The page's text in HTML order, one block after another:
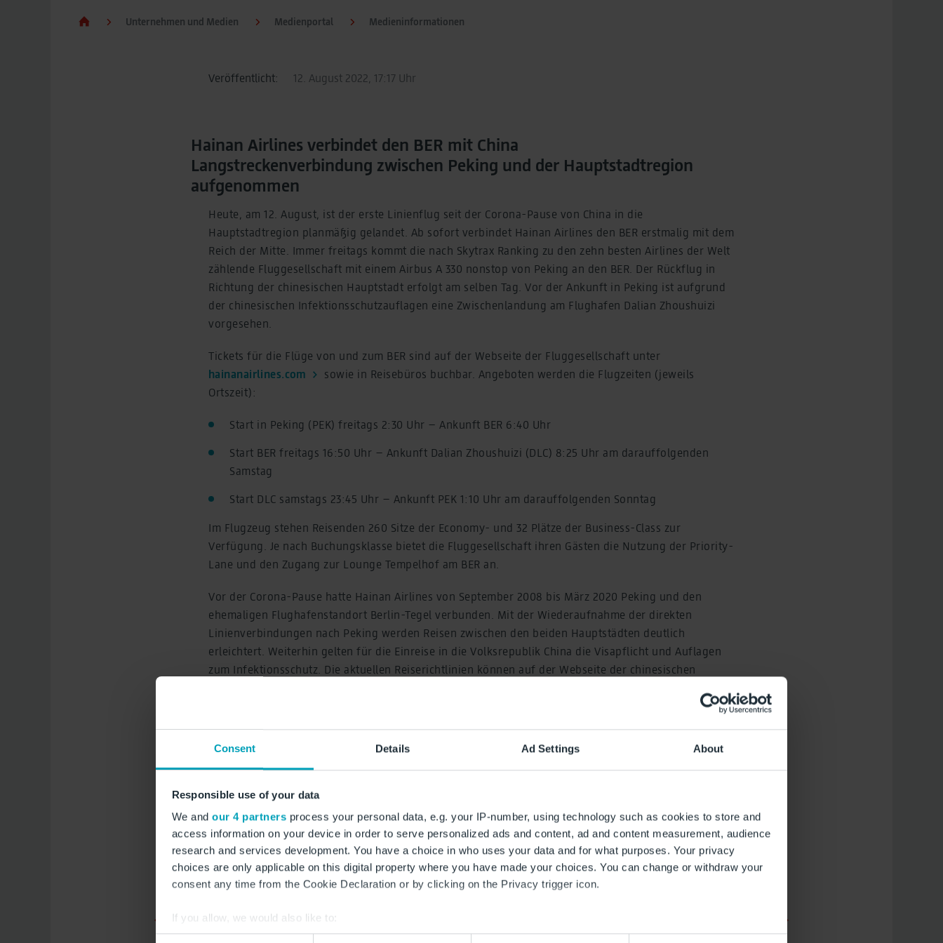
Consent Details Ad Settings About
Responsible use of your data
We and our 4 partners process your personal data, e.g. your IP-number, using technology such as cookies to store and
access information on your device in order to serve personalized ads and content, ad and content measurement, audience
research and services development. You have a choice in who uses your data and for what purposes. Your privacy
choices are only applicable on this digital property where you have made your choices. You can change or withdraw your
consent any time from the Cookie Declaration or by clicking on the Privacy trigger icon.
If you allow, we would also like to:
Collect information about your geographical location which can be accurate to within several meters
Unternehmen und Medien Medienportal Medieninformationen
Veröffentlicht: 12. August 2022, 17:17 Uhr
Hainan Airlines verbindet den BER mit China
Langstreckenverbindung zwischen Peking und der Hauptstadtregion
aufgenommen
Heute, am 12. August, ist der erste Linienflug seit der Corona-Pause von China in die
Hauptstadtregion planmäßig gelandet. Ab sofort verbindet Hainan Airlines den BER erstmalig mit dem
Reich der Mitte. Immer freitags kommt die nach Skytrax Ranking zu den zehn besten Airlines der Welt
zählende Fluggesellschaft mit einem Airbus A 330 nonstop von Peking an den BER. Der Rückflug in
Richtung der chinesischen Hauptstadt erfolgt am selben Tag. Vor der Ankunft in Peking ist aufgrund
der chinesischen Infektionsschutzauflagen eine Zwischenlandung am Flughafen Dalian Zhoushuizi
vorgesehen.
Tickets für die Flüge von und zum BER sind auf der Webseite der Fluggesellschaft unter
hainanairlines.com
sowie in Reisebüros buchbar. Angeboten werden die Flugzeiten (jeweils
Ortszeit):
Start in Peking (PEK) freitags 2:30 Uhr – Ankunft BER 6:40 Uhr
Start BER freitags 16:50 Uhr – Ankunft Dalian Zhoushuizi (DLC) 8:25 Uhr am darauffolgenden
Samstag
Start DLC samstags 23:45 Uhr – Ankunft PEK 1:10 Uhr am darauffolgenden Sonntag
Im Flugzeug stehen Reisenden 260 Sitze der Economy- und 32 Plätze der Business-Class zur
Verfügung. Je nach Buchungsklasse bietet die Fluggesellschaft ihren Gästen die Nutzung der Priority-
Lane und den Zugang zur Lounge Tempelhof am BER an.
Vor der Corona-Pause hatte Hainan Airlines von September 2008 bis März 2020 Peking und den
ehemaligen Flughafenstandort Berlin-Tegel verbunden. Mit der Wiederaufnahme der direkten
Linienverbindungen nach Peking werden Reisen zwischen den beiden Hauptstädten deutlich
erleichtert. Weiterhin gelten für die Einreise in die Volksrepublik China die Visapflicht und Auflagen
zum Infektionsschutz. Die aktuellen Reiserichtlinien können auf der Webseite der chinesischen